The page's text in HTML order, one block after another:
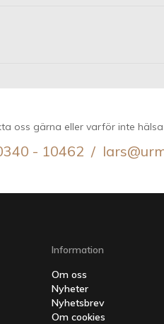
oss gärna eller varför inte
- 10462 /
Information
Om oss
Nyheter
Nyhetsbrev
Om cookies